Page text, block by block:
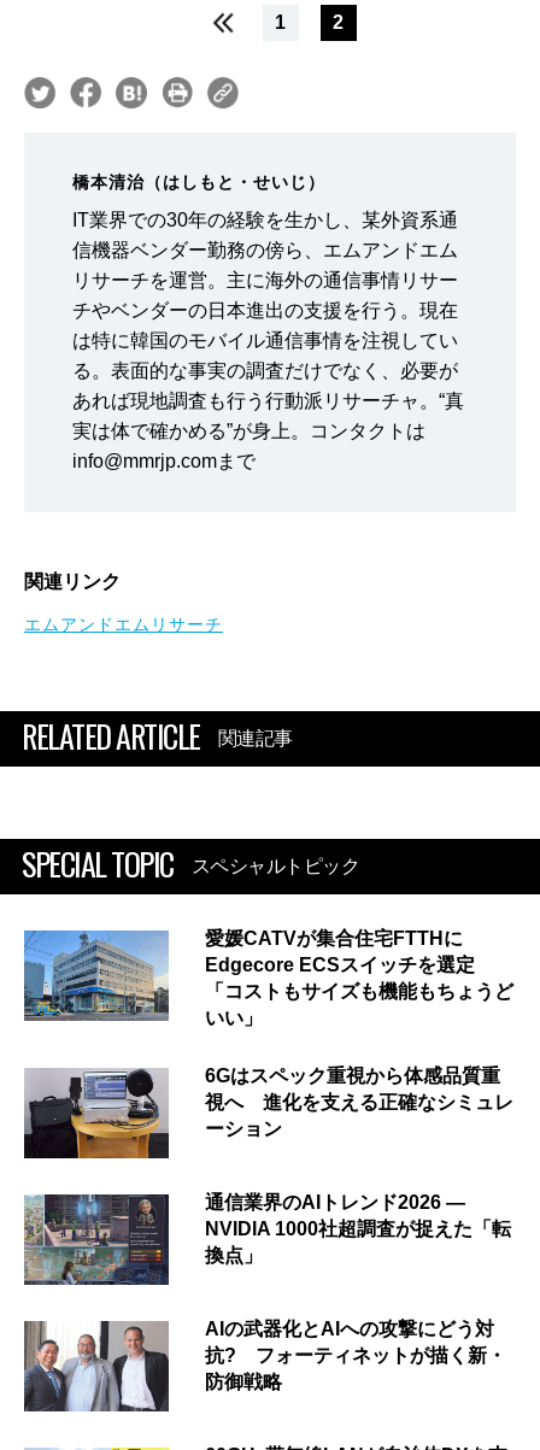
1 2
橋本清治（はしもと・せいじ）
IT業界での30年の経験を生かし、某外資系通
信機器ベンダー勤務の傍ら、エムアンドエム
リサーチを運営。主に海外の通信事情リサー
チやベンダーの日本進出の支援を行う。現在
は特に韓国のモバイル通信事情を注視してい
る。表面的な事実の調査だけでなく、必要が
あれば現地調査も行う行動派リサーチャ。“真
実は体で確かめる”が身上。コンタクトは
info@mmrjp.comまで
関連リンク
エムアンドエムリサーチ
RELATED ARTICLE 関連記事
SPECIAL TOPIC スペシャルトピック
愛媛CATVが集合住宅FTTHに
Edgecore ECSスイッチを選定
「コストもサイズも機能もちょうど
いい」
6Gはスペック重視から体感品質重
視へ 進化を支える正確なシミュレ
ーション
通信業界のAIトレンド2026 ―
NVIDIA 1000社超調査が捉えた「転
換点」
AIの武器化とAIへの攻撃にどう対
抗? フォーティネットが描く新・
防御戦略